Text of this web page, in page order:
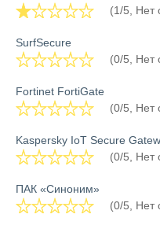
(1/5, Нет
SurfSecure
(0/5, Нет
Fortinet FortiGate
(0/5, Нет
Kaspersky IoT Secure
(0/5, Нет
ПАК «Синоним»
(0/5, Нет